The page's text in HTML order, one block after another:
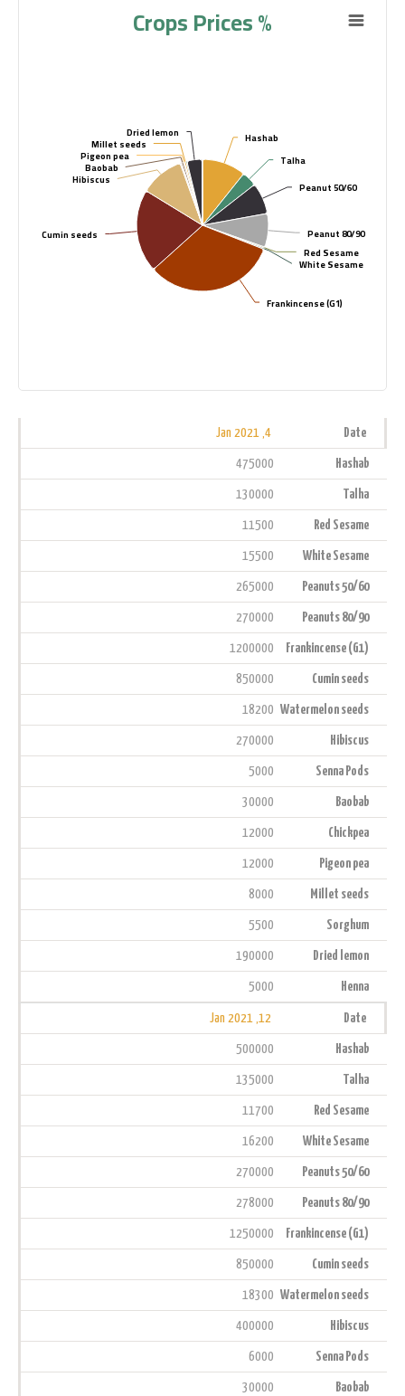
Crops Prices %
Hashab
Hashab
Talha
Talha
Peanut 50/60
Peanut 50/60
Peanut 80/90
Peanut 80/90
Red Sesame
Red Sesame
White Sesame
White Sesame
Frankincense (G1)
Frankincense (G1)
Cumin seeds
Cumin seeds
Hibiscus
Hibiscus
Baobab
Baobab
Pigeon pea
Pigeon pea
Millet seeds
Millet seeds
Dried lemon
Dried lemon
Date
4, Jan 2021
Hashab
475000
Talha
130000
Red Sesame
11500
White Sesame
15500
Peanuts 50/60
265000
Peanuts 80/90
270000
Frankincense (G1)
1200000
Cumin seeds
850000
Watermelon seeds
18200
Hibiscus
270000
Senna Pods
5000
Baobab
30000
Chickpea
12000
Pigeon pea
12000
Millet seeds
8000
Sorghum
5500
Dried lemon
190000
Henna
5000
Date
12, Jan 2021
Hashab
500000
Talha
135000
Red Sesame
11700
White Sesame
16200
Peanuts 50/60
270000
Peanuts 80/90
278000
Frankincense (G1)
1250000
Cumin seeds
850000
Watermelon seeds
18300
Hibiscus
400000
Senna Pods
6000
Baobab
30000